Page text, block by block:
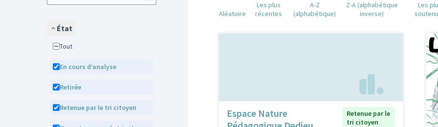
État
Tout
En cours d’analyse
Retirée
Retenue par le tri citoyen
Aléatoire
Les plus
récentes
A-Z
(alphabétique)
Z-A (alphabétique
inverse)
Les
Espace Nature
Retenue par le
tri citoyen